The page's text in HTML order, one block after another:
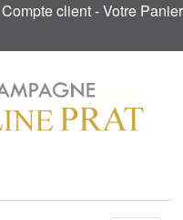
Compte client-Votre Panier